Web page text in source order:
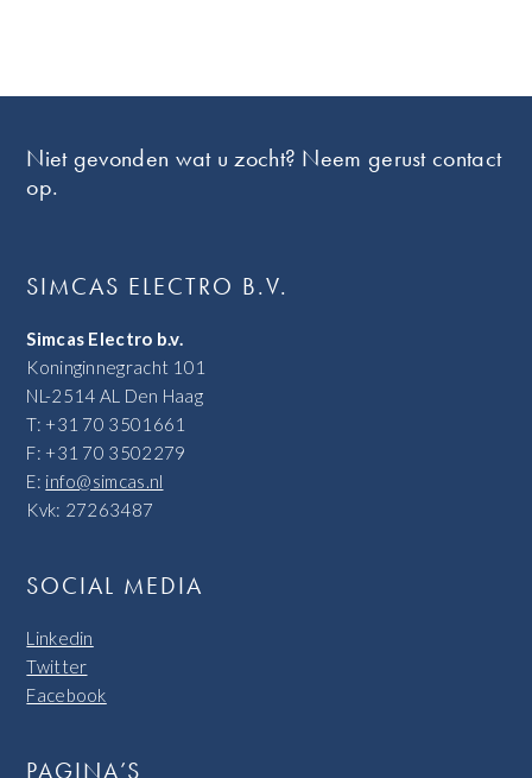
Niet gevonden wat u zocht? Neem gerust contact
op.
SIMCAS ELECTRO B.V.
Simcas Electro b.v.
Koninginnegracht 101
NL-2514 AL Den Haag
T: +31 70 3501661
F: +31 70 3502279
E: info@simcas.nl
Kvk: 27263487
SOCIAL MEDIA
Linkedin
Twitter
Facebook
PAGINA’S